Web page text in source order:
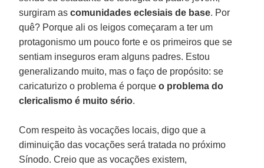
surgiram ascomunidades eclesiais de base. Por
quê? Porque ali os leigos começaram a ter um
protagonismo um pouco forte e os primeiros que se
sentiam inseguros eram alguns padres. Estou
generalizando muito, mas o faço de propósito: se
caricaturizo o problema é porqueo problema do
clericalismo é muito sério.
Com respeito às vocações locais, digo que a
diminuição das vocações será tratada no próximo
Sínodo. Creio que as vocações existem,